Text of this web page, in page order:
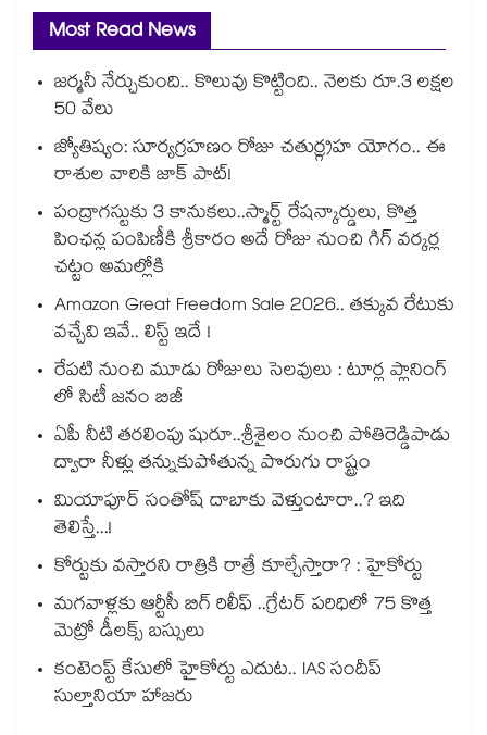
Most Read News
జర్మనీ నేర్చుకుంది.. కొలువు కొట్టింది.. నెలకు రూ.3 లక్షల
50 వేలు
జ్యోతిష్యం: సూర్యగ్రహణం రోజు చతుర్గ్రహ యోగం.. ఈ
రాశుల వారికి జాక్ పాట్!
పంద్రాగస్టుకు 3 కానుకలు..స్మార్ట్ రేషన్కార్డులు, కొత్త
పింఛన్ల పంపిణీకి శ్రీకారం అదే రోజు నుంచి గిగ్ వర్కర్ల
చట్టం అమల్లోకి
Amazon Great Freedom Sale 2026.. తక్కువ రేటుకు
వచ్చేవి ఇవే.. లిస్ట్ ఇదే !
రేపటి నుంచి మూడు రోజులు సెలవులు : టూర్ల ప్లానింగ్
లో సిటీ జనం బిజీ
ఏపీ నీటి తరలింపు షురూ..శ్రీశైలం నుంచి పోతిరెడ్డిపాడు
ద్వారా నీళ్లు తన్నుకుపోతున్న పొరుగు రాష్ట్రం
మియాపూర్ సంతోష్ దాబాకు వెళ్తుంటారా..? ఇది
తెలిస్తే...!
కోర్టుకు వస్తారని రాత్రికి రాత్రే కూల్చేస్తారా? : హైకోర్టు
మగవాళ్లకు ఆర్టీసీ బిగ్ రిలీఫ్ ..గ్రేటర్ పరిధిలో 75 కొత్త
మెట్రో డీలక్స్ బస్సులు
కంటెంప్ట్ కేసులో హైకోర్టు ఎదుట.. IAS సందీప్
సుల్తానియా హాజరు